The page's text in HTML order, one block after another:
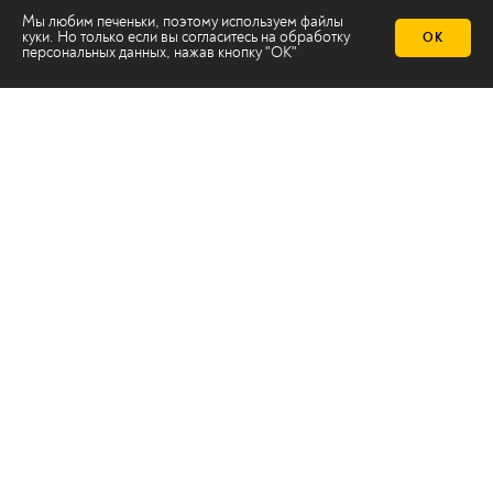
Мы любим печеньки, поэтому используем файлы
куки. Но только если вы согласитесь на обработку
персональных данных, нажав кнопку "ОК"
ОК